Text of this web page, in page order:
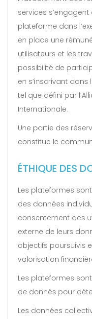
services
plateforme dans
en place une
utilisateurs et les
possibilité de
en s’inscrivant
tel que défini par
Internationale.
Une partie des
constitue le
ÉTHIQUE DES
Les plateformes
des données
consentement des
externe de leurs
objectifs poursuivis
valorisation
Les plateformes
de donnés pour
Les données